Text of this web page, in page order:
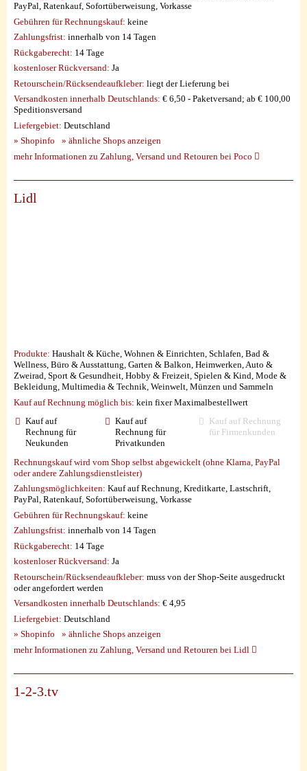
PayPal, Ratenkauf, Sofortüberweisung, Vorkasse
Gebühren für Rechnungskauf: keine
Zahlungsfrist: innerhalb von 14 Tagen
Rückgaberecht: 14 Tage
kostenloser Rückversand: Ja
Retourschein/Rücksendeaufkleber: liegt der Lieferung bei
Versandkosten innerhalb Deutschlands: € 6,50 - Paketversand; ab € 100,00
Speditionsversand
Liefergebiet: Deutschland
» Shopinfo
» ähnliche Shops anzeigen
mehr Informationen zu Zahlung, Versand und Retouren bei Poco
Lidl
Produkte: Haushalt & Küche, Wohnen & Einrichten, Schlafen, Bad &
Wellness, Büro & Ausstattung, Garten & Balkon, Heimwerken, Auto &
Zweirad, Sport & Gesundheit, Hobby & Freizeit, Spielen & Kind, Mode &
Bekleidung, Multimedia & Technik, Weinwelt, Münzen und Sammeln
Kauf auf Rechnung möglich bis: kein fixer Maximalbestellwert
Kauf auf
Rechnung für
Neukunden
Kauf auf
Rechnung für
Privatkunden
Kauf auf Rechnung
für Firmenkunden
Rechnungskauf wird vom Shop selbst abgewickelt (ohne Klarna, PayPal
oder andere Zahlungsdienstleister)
Zahlungsmöglichkeiten: Kauf auf Rechnung, Kreditkarte, Lastschrift,
PayPal, Ratenkauf, Sofortüberweisung, Vorkasse
Gebühren für Rechnungskauf: keine
Zahlungsfrist: innerhalb von 14 Tagen
Rückgaberecht: 14 Tage
kostenloser Rückversand: Ja
Retourschein/Rücksendeaufkleber: muss von der Shop-Seite ausgedruckt
oder angefordert werden
Versandkosten innerhalb Deutschlands: € 4,95
Liefergebiet: Deutschland
» Shopinfo
» ähnliche Shops anzeigen
mehr Informationen zu Zahlung, Versand und Retouren bei Lidl
1-2-3.tv